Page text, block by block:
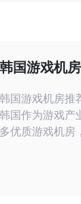
韩国游戏机
韩国游戏机房推
韩国作为游戏产
多优质游戏机房